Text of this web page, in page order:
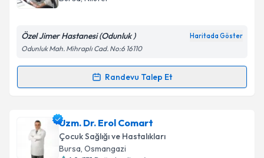
Kişisel verilerimin işlenmesine ilişkin
Metni'ni okudum ve kişisel verilerimin belirtilen
Takvim Talebini Gönder
Özel Jimer Hastanesi (Odunluk ) Haritada Göster
Odunluk Mah. Mihraplı Cad. No:6 16110
Randevu Talep Et
Randevu Takvimi Talebi
Uzm. Dr. Aysun Hacer Sarıtaş
talebi oluşturun. Size bu uzmandan randevu almanız
için bir takvim hazırlandığında e-posta ile
Uzm. Dr. Erol Comart
Çocuk Sağlığı ve Hastalıkları
Bursa, Osmangazi